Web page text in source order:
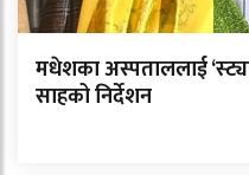
मधेशका अस्पताललाई
साहको निर्देशन